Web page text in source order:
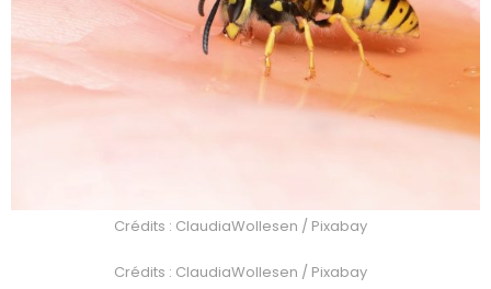
Crédits : ClaudiaWollesen / Pixabay
Crédits : ClaudiaWollesen / Pixabay